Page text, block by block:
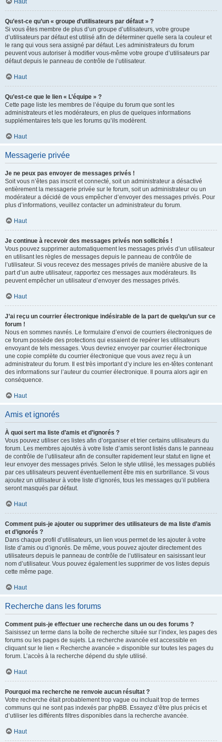
Haut
Qu’est-ce qu’un « groupe d’utilisateurs par défaut » ?
Si vous êtes membre de plus d’un groupe d’utilisateurs, votre groupe
d’utilisateurs par défaut est utilisé afin de déterminer quelle sera la couleur et
le rang qui vous sera assigné par défaut. Les administrateurs du forum
peuvent vous autoriser à modifier vous-même votre groupe d’utilisateurs par
défaut depuis le panneau de contrôle de l’utilisateur.
Haut
Qu’est-ce que le lien « L’équipe » ?
Cette page liste les membres de l’équipe du forum que sont les
administrateurs et les modérateurs, en plus de quelques informations
supplémentaires tels que les forums qu’ils modèrent.
Haut
Messagerie privée
Je ne peux pas envoyer de messages privés !
Soit vous n’êtes pas inscrit et connecté, soit un administrateur a désactivé
entièrement la messagerie privée sur le forum, soit un administrateur ou un
modérateur a décidé de vous empêcher d’envoyer des messages privés. Pour
plus d’informations, veuillez contacter un administrateur du forum.
Haut
Je continue à recevoir des messages privés non sollicités !
Vous pouvez supprimer automatiquement les messages privés d’un utilisateur
en utilisant les règles de messages depuis le panneau de contrôle de
l’utilisateur. Si vous recevez des messages privés de manière abusive de la
part d’un autre utilisateur, rapportez ces messages aux modérateurs. Ils
peuvent empêcher un utilisateur d’envoyer des messages privés.
Haut
J’ai reçu un courrier électronique indésirable de la part de quelqu’un sur ce
forum !
Nous en sommes navrés. Le formulaire d’envoi de courriers électroniques de
ce forum possède des protections qui essaient de repérer les utilisateurs
envoyant de tels messages. Vous devriez envoyer par courrier électronique
une copie complète du courrier électronique que vous avez reçu à un
administrateur du forum. Il est très important d’y inclure les en-têtes contenant
des informations sur l’auteur du courrier électronique. Il pourra alors agir en
conséquence.
Haut
Amis et ignorés
À quoi sert ma liste d’amis et d’ignorés ?
Vous pouvez utiliser ces listes afin d’organiser et trier certains utilisateurs du
forum. Les membres ajoutés à votre liste d’amis seront listés dans le panneau
de contrôle de l’utilisateur afin de consulter rapidement leur statut en ligne et
leur envoyer des messages privés. Selon le style utilisé, les messages publiés
par ces utilisateurs peuvent éventuellement être mis en surbrillance. Si vous
ajoutez un utilisateur à votre liste d’ignorés, tous les messages qu’il publiera
seront masqués par défaut.
Haut
Comment puis-je ajouter ou supprimer des utilisateurs de ma liste d’amis
et d’ignorés ?
Dans chaque profil d’utilisateurs, un lien vous permet de les ajouter à votre
liste d’amis ou d’ignorés. De même, vous pouvez ajouter directement des
utilisateurs depuis le panneau de contrôle de l’utilisateur en saisissant leur
nom d’utilisateur. Vous pouvez également les supprimer de vos listes depuis
cette même page.
Haut
Recherche dans les forums
Comment puis-je effectuer une recherche dans un ou des forums ?
Saisissez un terme dans la boîte de recherche située sur l’index, les pages des
forums ou les pages de sujets. La recherche avancée est accessible en
cliquant sur le lien « Recherche avancée » disponible sur toutes les pages du
forum. L’accès à la recherche dépend du style utilisé.
Haut
Pourquoi ma recherche ne renvoie aucun résultat ?
Votre recherche était probablement trop vague ou incluait trop de termes
communs qui ne sont pas indexés par phpBB. Essayez d’être plus précis et
d’utiliser les différents filtres disponibles dans la recherche avancée.
Haut